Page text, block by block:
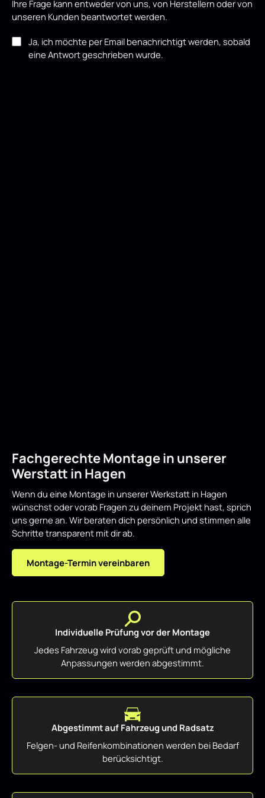
Ihre Frage kann entweder von uns, von Herstellern oder von
unseren Kunden beantwortet werden.
Ja, ich möchte per Email benachrichtigt werden, sobald
eine Antwort geschrieben wurde.
Fachgerechte Montage in unserer
Werstatt in Hagen
Wenn du eine Montage in unserer Werkstatt in Hagen
wünschst oder vorab Fragen zu deinem Projekt hast, sprich
uns gerne an. Wir beraten dich persönlich und stimmen alle
Schritte transparent mit dir ab.
Montage-Termin vereinbaren
Individuelle Prüfung vor der Montage
Jedes Fahrzeug wird vorab geprüft und mögliche
Anpassungen werden abgestimmt.
Abgestimmt auf Fahrzeug und Radsatz
Felgen- und Reifenkombinationen werden bei Bedarf
berücksichtigt.